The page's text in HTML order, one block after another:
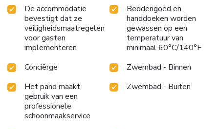
De accommodatie
bevestigt dat ze
veiligheidsmaatregelen
voor gasten
implementeren
Beddengoed en
handdoeken worden
gewassen op een
temperatuur van
minimaal 60°C/140°F
Conciërge
Zwembad - Binnen
Het pand maakt
gebruik van een
professionele
schoonmaakservice
Zwembad - Buiten